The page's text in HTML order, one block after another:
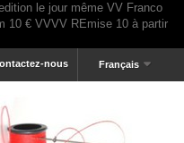
Français
nous